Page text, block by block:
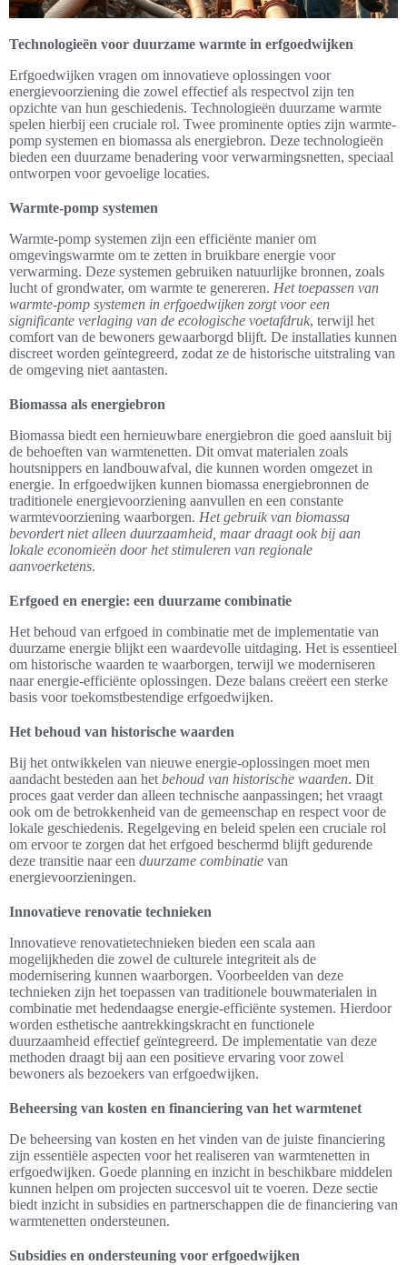
Technologieën voor duurzame warmte in erfgoedwijken
Erfgoedwijken vragen om innovatieve oplossingen voor
energievoorziening die zowel effectief als respectvol zijn ten
opzichte van hun geschiedenis. Technologieën duurzame warmte
spelen hierbij een cruciale rol. Twee prominente opties zijn warmte-
pomp systemen en biomassa als energiebron. Deze technologieën
bieden een duurzame benadering voor verwarmingsnetten, speciaal
ontworpen voor gevoelige locaties.
Warmte-pomp systemen
Warmte-pomp systemen zijn een efficiënte manier om
omgevingswarmte om te zetten in bruikbare energie voor
verwarming. Deze systemen gebruiken natuurlijke bronnen, zoals
lucht of grondwater, om warmte te genereren. Het toepassen van
warmte-pomp systemen in erfgoedwijken zorgt voor een
significante verlaging van de ecologische voetafdruk, terwijl het
comfort van de bewoners gewaarborgd blijft. De installaties kunnen
discreet worden geïntegreerd, zodat ze de historische uitstraling van
de omgeving niet aantasten.
Biomassa als energiebron
Biomassa biedt een hernieuwbare energiebron die goed aansluit bij
de behoeften van warmtenetten. Dit omvat materialen zoals
houtsnippers en landbouwafval, die kunnen worden omgezet in
energie. In erfgoedwijken kunnen biomassa energiebronnen de
traditionele energievoorziening aanvullen en een constante
warmtevoorziening waarborgen. Het gebruik van biomassa
bevordert niet alleen duurzaamheid, maar draagt ook bij aan
lokale economieën door het stimuleren van regionale
aanvoerketens.
Erfgoed en energie: een duurzame combinatie
Het behoud van erfgoed in combinatie met de implementatie van
duurzame energie blijkt een waardevolle uitdaging. Het is essentieel
om historische waarden te waarborgen, terwijl we moderniseren
naar energie-efficiënte oplossingen. Deze balans creëert een sterke
basis voor toekomstbestendige erfgoedwijken.
Het behoud van historische waarden
Bij het ontwikkelen van nieuwe energie-oplossingen moet men
aandacht besteden aan het behoud van historische waarden. Dit
proces gaat verder dan alleen technische aanpassingen; het vraagt
ook om de betrokkenheid van de gemeenschap en respect voor de
lokale geschiedenis. Regelgeving en beleid spelen een cruciale rol
om ervoor te zorgen dat het erfgoed beschermd blijft gedurende
deze transitie naar een duurzame combinatie van
energievoorzieningen.
Innovatieve renovatie technieken
Innovatieve renovatietechnieken bieden een scala aan
mogelijkheden die zowel de culturele integriteit als de
modernisering kunnen waarborgen. Voorbeelden van deze
technieken zijn het toepassen van traditionele bouwmaterialen in
combinatie met hedendaagse energie-efficiënte systemen. Hierdoor
worden esthetische aantrekkingskracht en functionele
duurzaamheid effectief geïntegreerd. De implementatie van deze
methoden draagt bij aan een positieve ervaring voor zowel
bewoners als bezoekers van erfgoedwijken.
Beheersing van kosten en financiering van het warmtenet
De beheersing van kosten en het vinden van de juiste financiering
zijn essentiële aspecten voor het realiseren van warmtenetten in
erfgoedwijken. Goede planning en inzicht in beschikbare middelen
kunnen helpen om projecten succesvol uit te voeren. Deze sectie
biedt inzicht in subsidies en partnerschappen die de financiering van
warmtenetten ondersteunen.
Subsidies en ondersteuning voor erfgoedwijken